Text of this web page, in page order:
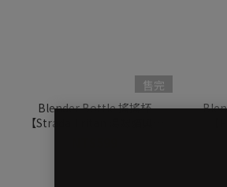
售完
Blender Bottle 搖搖杯
【Strada Tritan 湯姆貓與傑